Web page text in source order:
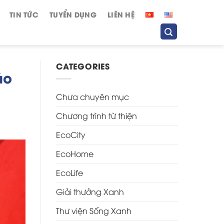
TIN TỨC TUYỂN DỤNG LIÊN HỆ
CATEGORIES
Chưa chuyên mục
Chương trình từ thiện
EcoCity
EcoHome
EcoLife
Giải thưởng Xanh
Thư viện Sống Xanh